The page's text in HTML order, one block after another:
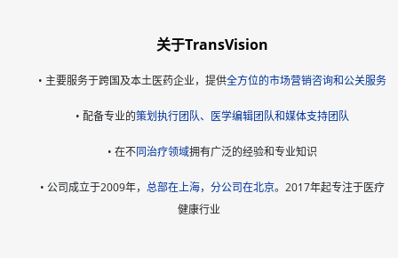
关于TransVision
• 主要服务于跨国及本土医药企业，提供全方位的市场营销咨询和公关服务
• 配备专业的策划执行团队、医学编辑团队和媒体支持团队
• 在不同治疗领域拥有广泛的经验和专业知识
• 公司成立于2009年， 总部在上海，分公司在北京。2017年起专注于医疗
健康行业